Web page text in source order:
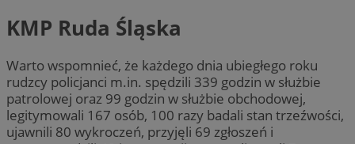
KMP Ruda Śląska
Warto wspomnieć, że każdego dnia ubiegłego roku
rudzcy policjanci m.in. spędzili 339 godzin w służbie
patrolowej oraz 99 godzin w służbie obchodowej,
legitymowali 167 osób, 100 razy badali stan trzeźwości,
ujawnili 80 wykroczeń, przyjęli 69 zgłoszeń i